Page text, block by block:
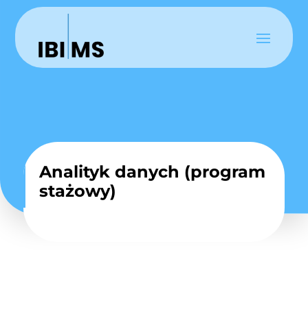
Analityk danych (program
stażowy)